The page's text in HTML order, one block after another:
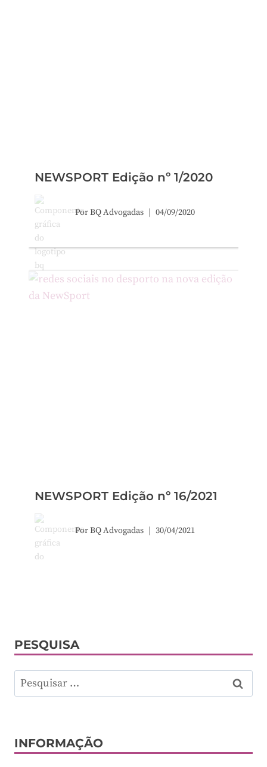
NEWSPORT Edição nº 1/2020
PorBQ Advogadas 04/09/2020
NEWSPORT Edição nº 16/2021
PorBQ Advogadas 30/04/2021
PESQUISA
Pesquisar
por:
INFORMAÇÃO